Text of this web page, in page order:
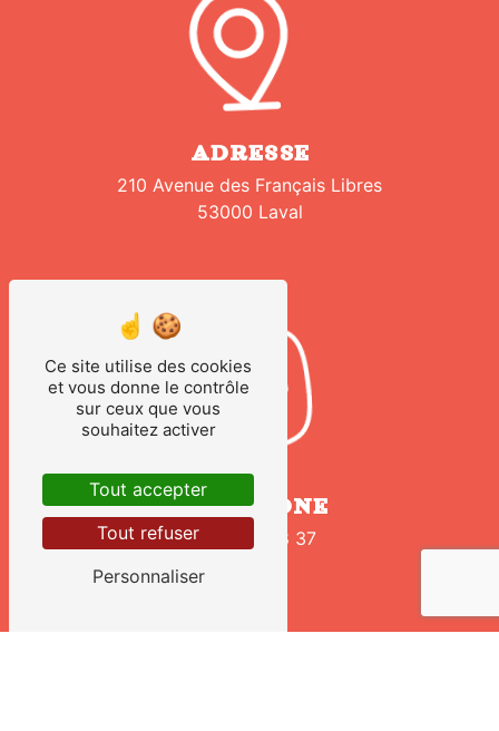
ADRESSE
210 Avenue des Français Libres
53000 Laval
TÉLÉPHONE
02 43 02 98 37
Ce site utilise des cookies
et vous donne le contrôle
sur ceux que vous
souhaitez activer
Tout accepter
Tout refuser
Personnaliser